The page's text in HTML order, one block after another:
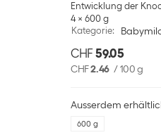
Entwicklung der
4 x 600 g
Kategorie:
CHF 59.05
CHF2.46 /100 g
Ausserdem
600 g